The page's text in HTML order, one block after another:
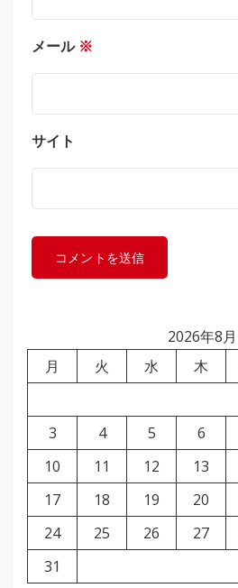
メール ※
サイト
2026年8月
月
火 水 木
3
4 5 6
10
11 12 13
17
18 19 20
24
25 26 27
31